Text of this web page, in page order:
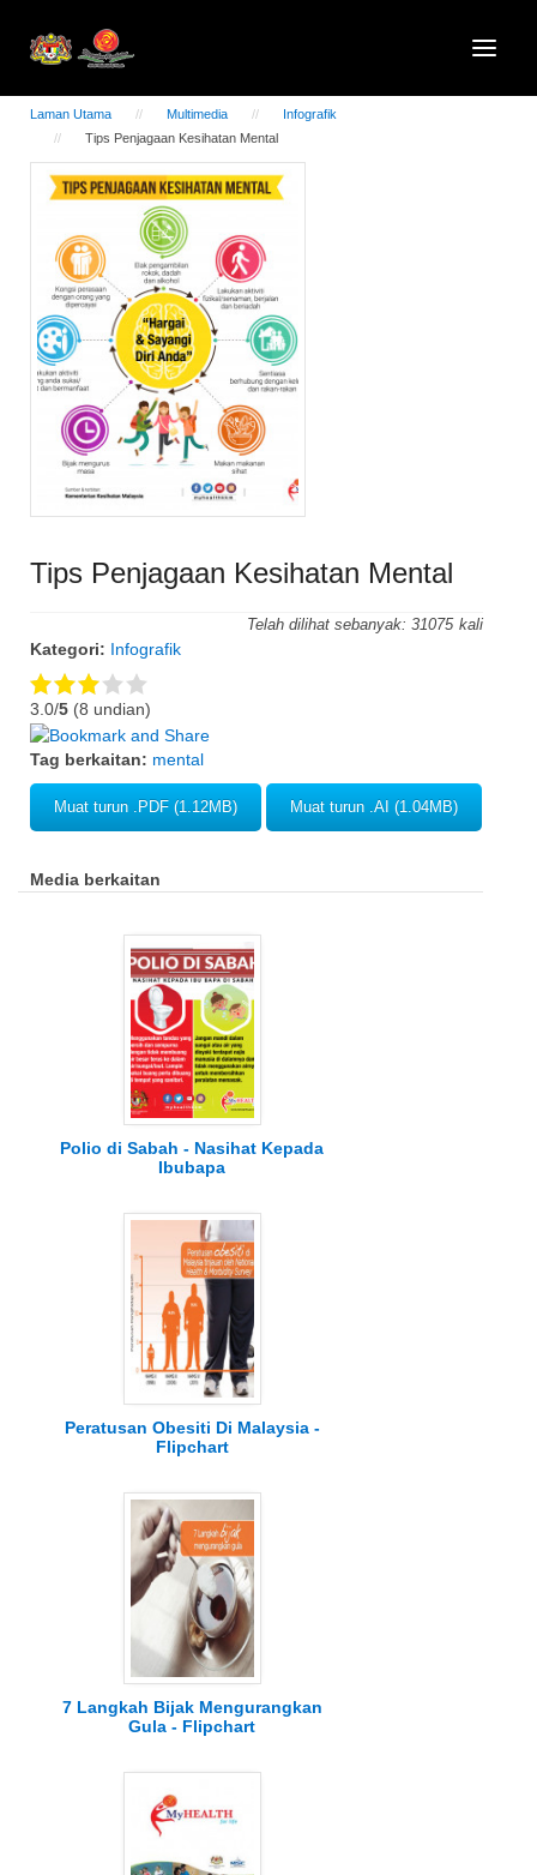
Laman Utama Multimedia
Infografik
Tips Penjagaan Kesihatan Mental
Tips Penjagaan Kesihatan Mental
Telah dilihat sebanyak: 31075
Kategori: Infografik
3.0/5 (8 undian)
Tag berkaitan: mental
Muat turun .PDF (1.12MB) Muat turun .AI (1.04MB)
Media berkaitan
Polio di Sabah - Nasihat Kepada
Ibubapa
Peratusan Obesiti Di Malaysia -
Flipchart
7 Langkah Bijak Mengurangkan
Gula - Flipchart